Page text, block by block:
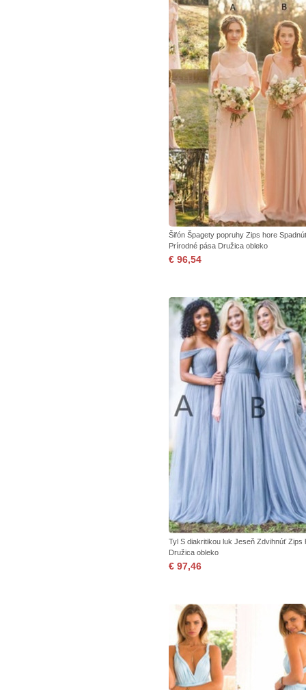
Šifón Špagety popruhy Zips hore
Prírodné pása Družica obleko
€ 96,54
Tyl S diakritikou luk Jeseň Zdvihnúť Zips
Družica obleko
€ 97,46